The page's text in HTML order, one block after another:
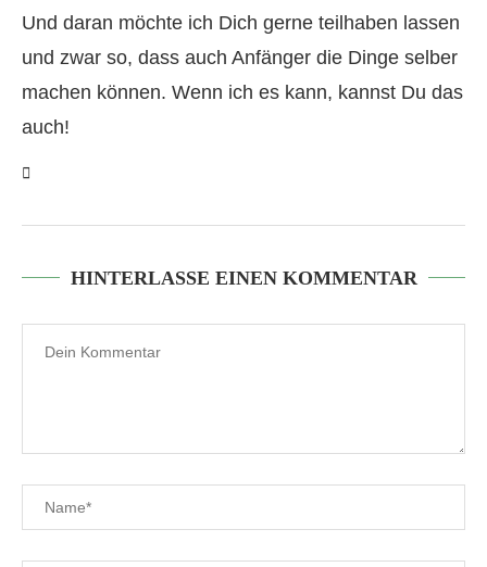
Und daran möchte ich Dich gerne teilhaben lassen
und zwar so, dass auch Anfänger die Dinge selber
machen können. Wenn ich es kann, kannst Du das
auch!
HINTERLASSE EINEN KOMMENTAR